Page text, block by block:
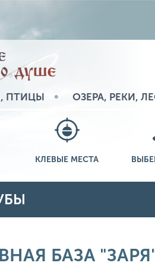
ПТИЦЫ ОЗЕРА, РЕКИ,
КЛЕВЫЕ МЕСТА
БАЗА